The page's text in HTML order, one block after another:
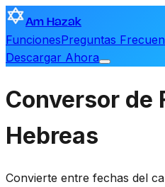
Am Hazak
FuncionesPreguntas
Descargar Ahora
Conversor de
Hebreas
Convierte entre fechas del